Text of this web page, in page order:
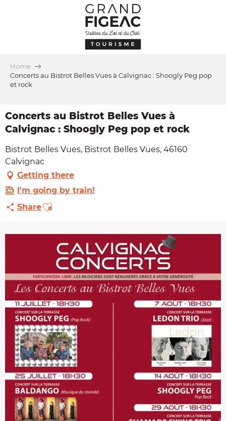
Home
Concerts au Bistrot Belles Vues à Calvignac : Shoogly Peg pop
et rock
Concerts au Bistrot Belles Vues à
Calvignac : Shoogly Peg pop et rock
Bistrot Belles Vues, Bistrot Belles Vues, 46160
Calvignac
Getting there
I'm going by train!
ShareAjouter aux favoris